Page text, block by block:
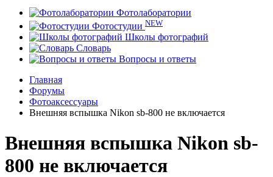
Фотолаборатории
Фотостудии NEW
Школы фотографий
Словарь
Вопросы и ответы
Главная
Форумы
Фотоаксессуары
Внешняя вспышка Nikon sb-800 не включается
Внешняя вспышка Nikon sb-
800 не включается